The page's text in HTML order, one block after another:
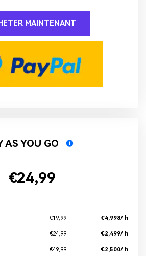
MAINTENANT
AS YOU GO
€24,99
€19,99 €4,998/ h
€24,99 €2,499/ h
€49,99 €2,500/ h